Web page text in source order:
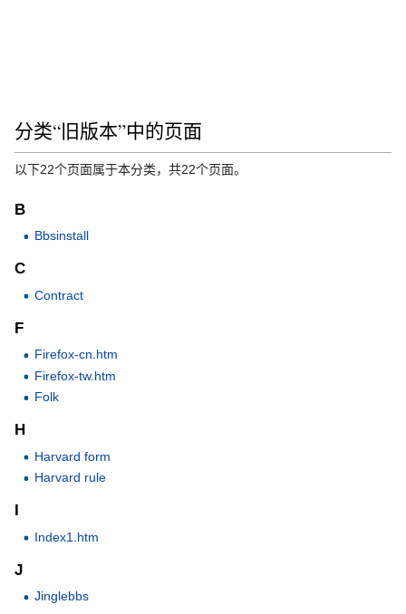
分类“旧版本”中的页面
以下22个页面属于本分类，共22个页面。
B
Bbsinstall
C
Contract
F
Firefox-cn.htm
Firefox-tw.htm
Folk
H
Harvard form
Harvard rule
Index1.htm
J
Jinglebbs